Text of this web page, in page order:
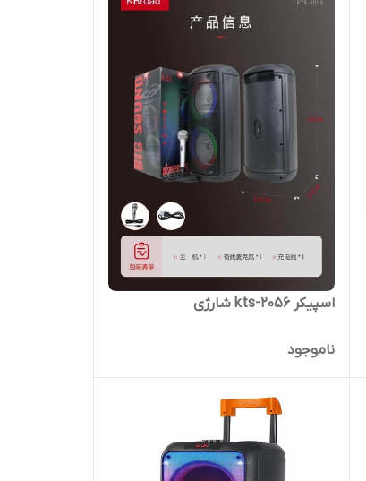
اسپیکر kts-2056 شارژی
ناموجود